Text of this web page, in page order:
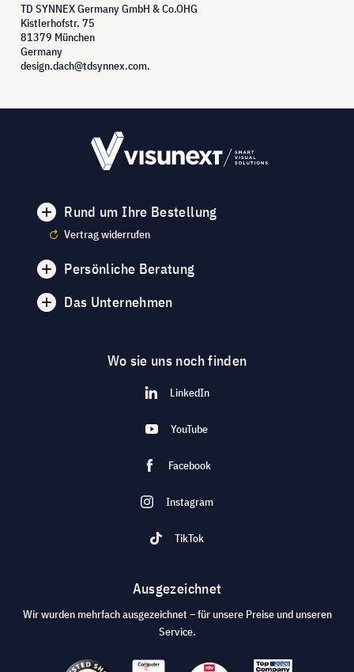
TD SYNNEX Germany GmbH & Co.OHG
Kistlerhofstr. 75
81379 München
Germany
design.dach@tdsynnex.com.
Rund um Ihre Bestellung
Vertrag widerrufen
Persönliche Beratung
Das Unternehmen
Wo sie uns noch finden
LinkedIn
YouTube
Facebook
Instagram
TikTok
Ausgezeichnet
Wir wurden mehrfach ausgezeichnet – für unsere Preise und unseren
Service.